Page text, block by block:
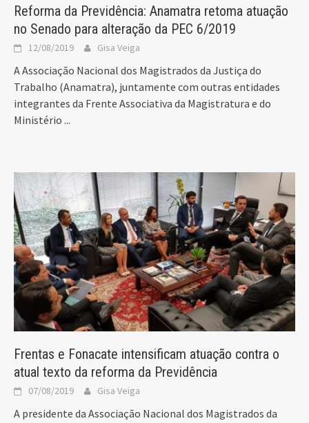
Reforma da Previdência: Anamatra retoma atuação
no Senado para alteração da PEC 6/2019
12/08/2019 Gisa Veiga
A Associação Nacional dos Magistrados da Justiça do
Trabalho (Anamatra), juntamente com outras entidades
integrantes da Frente Associativa da Magistratura e do
Ministério ...
Frentas e Fonacate intensificam atuação contra o
atual texto da reforma da Previdência
07/08/2019 Gisa Veiga
A presidente da Associação Nacional dos Magistrados da